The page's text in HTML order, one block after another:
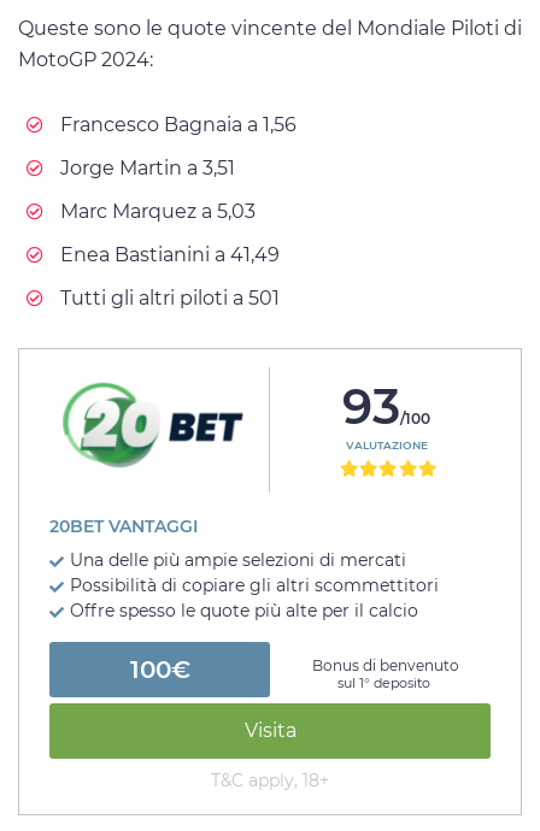
Queste sono le quote vincente del Mondiale Piloti di
MotoGP 2024:
Francesco Bagnaia a 1,56
Jorge Martin a 3,51
Marc Marquez a 5,03
Enea Bastianini a 41,49
Tutti gli altri piloti a 501
93/100
VALUTAZIONE
20BET VANTAGGI
Una delle più ampie selezioni di mercati
Possibilità di copiare gli altri scommettitori
Offre spesso le quote più alte per il calcio
100€ Bonus di benvenuto
sul 1° deposito
Visita
T&C apply, 18+